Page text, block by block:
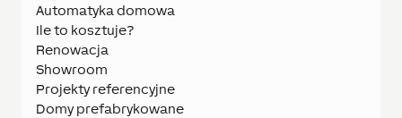
Automatyka domowa
Ile to kosztuje?
Renowacja
Showroom
Projekty referencyjne
Domy prefabrykowane